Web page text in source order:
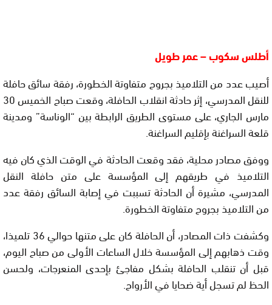
أطلس سكوب – عمر طويل
أصيب عدد من التلاميذ بجروح متفاوتة الخطورة، رفقة سائق حافلة
للنقل المدرسي، إثر حادثة انقلاب الحافلة، وقعت صباح الخميس 30
مارس الجاري، على مستوى الطريق الرابطة بين “الوناسة” ومدينة
قلعة السراغنة بإقليم السراغنة.
ووفق مصادر محلية، فقد وقعت الحادثة في الوقت الذي كان فيه
التلاميذ في طريقهم إلى المؤسسة على متن حافلة النقل
المدرسي، مشيرة أن الحادثة تسببت في إصابة السائق رفقة عدد
من التلاميذ بجروح متفاوتة الخطورة.
وكشفت ذات المصادر، أن الحافلة كان على متنها حوالي 36 تلميذا،
وقت ذهابهم إلى المؤسسة خلال الساعات الأولى من صباح اليوم،
قبل أن تنقلب الحافلة بشكل مفاجئ بإحدى المنعرجات، ولحسن
الحظ لم تسجل أية ضحايا في الأرواح.